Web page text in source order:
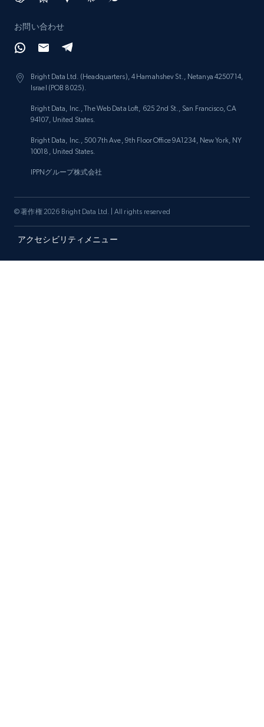
お問い合わせ
Bright Data Ltd. (Headquarters), 4 Hamahshev St., Netanya 4250714,
Israel (POB 8025).
Bright Data, Inc., The Web Data Loft, 625 2nd St., San Francisco, CA
94107, United States.
Bright Data, Inc., 500 7th Ave, 9th Floor Office 9A1234, New York, NY
10018, United States.
IPPNグループ株式会社
アクセシビリティメニュー
© 著作権 2026 Bright Data Ltd. | All rights reserved